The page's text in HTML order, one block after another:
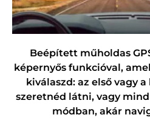
Beépített műholdas
képernyős funkcióval,
kiválaszd: az első vagy
szeretnéd látni, vagy
módban, akár